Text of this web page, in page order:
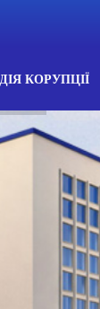
КОРУПЦІЇ